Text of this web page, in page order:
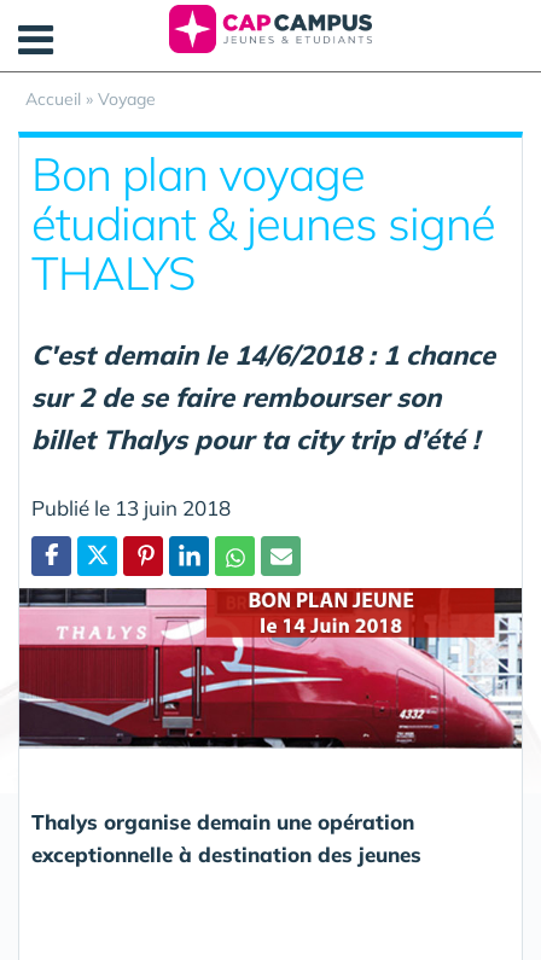
Accueil » Voyage
Bon plan voyage
étudiant & jeunes signé
THALYS
C'est demain le 14/6/2018 : 1 chance
sur 2 de se faire rembourser son
billet Thalys pour ta city trip d’été !
Publié le 13 juin 2018
Partager
Thalys organise demain une opération
exceptionnelle à destination des jeunes
Panneau de gestion des cookies